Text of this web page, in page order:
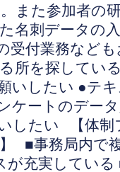
また参加者の
名刺データの
受付業務など
所を探して
いしたい ●テ
ケートのデー
いしたい 【体
■事務局内で
が充実してい